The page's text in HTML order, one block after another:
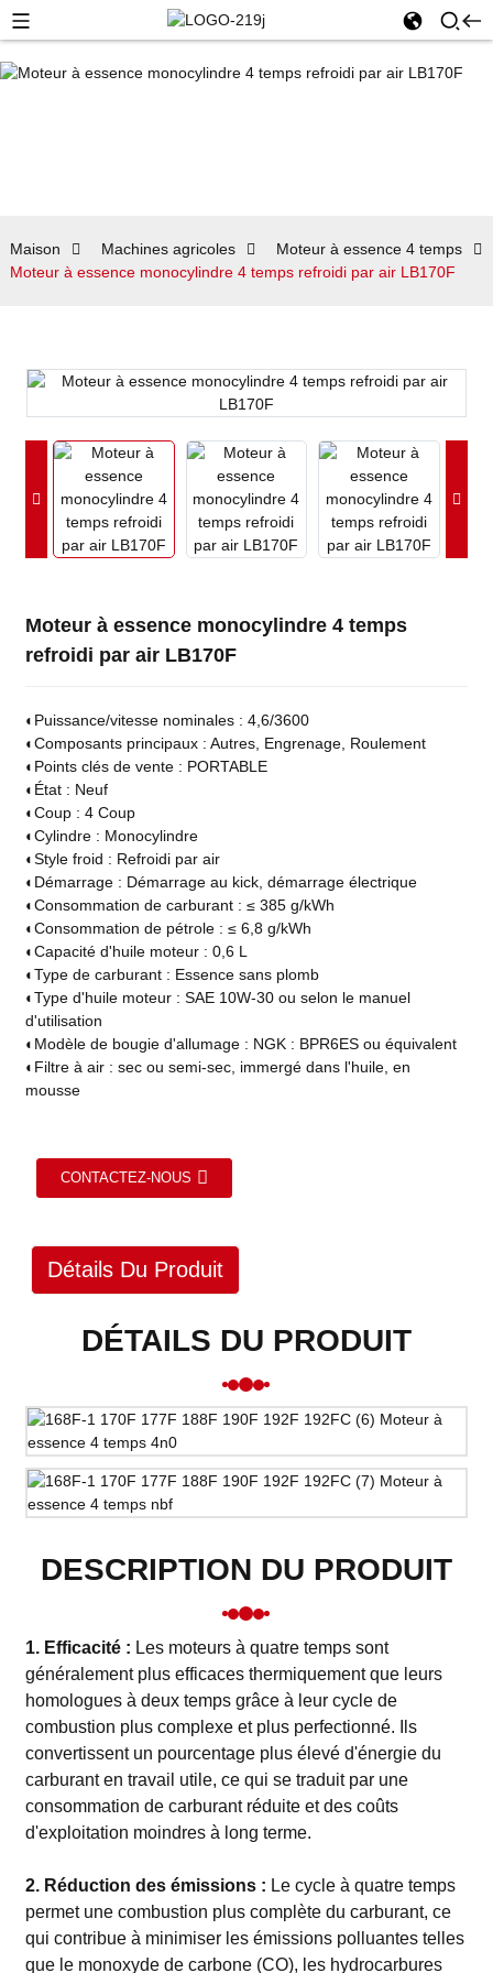
Maison Machines agricoles
Moteur à essence 4 temps
Moteur à essence monocylindre 4 temps refroidi par air LB170F
Moteur à essence monocylindre 4 temps
refroidi par air LB170F
◐ Puissance/vitesse nominales : 4,6/3600
◐Composants principaux : Autres, Engrenage, Roulement
◐ Points clés de vente : PORTABLE
◐ État : Neuf
◐Coup : 4 Coup
◐Cylindre : Monocylindre
◐Style froid : Refroidi par air
◐ Démarrage : Démarrage au kick, démarrage électrique
◐Consommation de carburant : ≤ 385 g/kWh
◐Consommation de pétrole : ≤ 6,8 g/kWh
◐Capacité d'huile moteur : 0,6 L
◐Type de carburant : Essence sans plomb
◐Type d'huile moteur : SAE 10W-30 ou selon le manuel
d'utilisation
◐ Modèle de bougie d'allumage : NGK : BPR6ES ou équivalent
◐ Filtre à air : sec ou semi-sec, immergé dans l'huile, en
mousse
CONTACTEZ-NOUS
Détails Du Produit
DÉTAILS DU PRODUIT
DESCRIPTION DU PRODUIT
1. Efficacité : Les moteurs à quatre temps sont
généralement plus efficaces thermiquement que leurs
homologues à deux temps grâce à leur cycle de
combustion plus complexe et plus perfectionné. Ils
convertissent un pourcentage plus élevé d'énergie du
carburant en travail utile, ce qui se traduit par une
consommation de carburant réduite et des coûts
d'exploitation moindres à long terme.
2. Réduction des émissions : Le cycle à quatre temps
permet une combustion plus complète du carburant, ce
qui contribue à minimiser les émissions polluantes telles
que le monoxyde de carbone (CO), les hydrocarbures